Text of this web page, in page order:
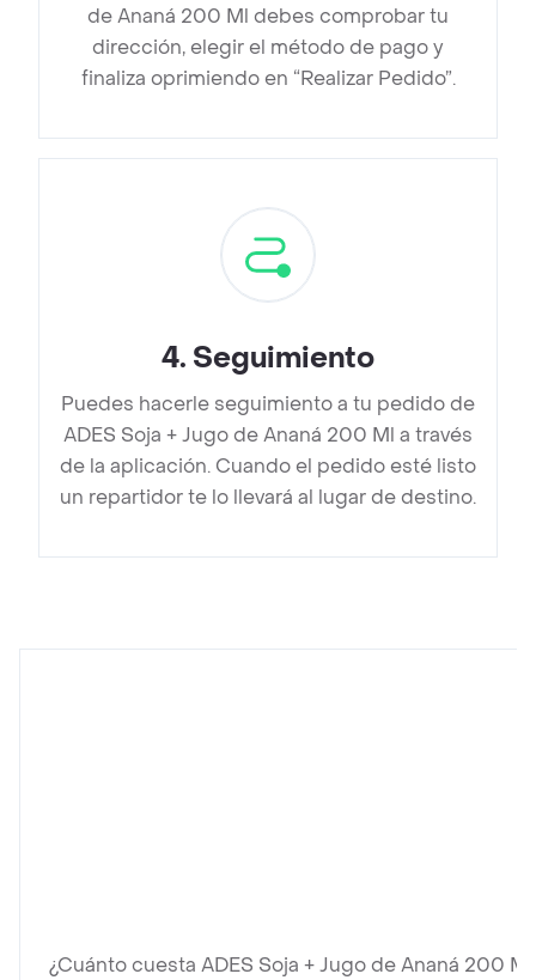
de Ananá 200 Ml debes comprobar tu
dirección, elegir el método de pago y
finaliza oprimiendo en “Realizar Pedido”.
4. Seguimiento
Puedes hacerle seguimiento a tu pedido de
ADES Soja + Jugo de Ananá 200 Ml a través
de la aplicación. Cuando el pedido esté listo
un repartidor te lo llevará al lugar de destino.
¿Cuánto cuesta ADES Soja + Jugo de Ananá 200